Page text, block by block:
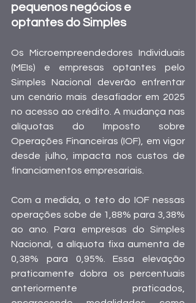
pequenos negócios e
optantes do Simples
Os Microempreendedores Individuais
(MEIs) e empresas optantes pelo
Simples Nacional deverão enfrentar
um cenário mais desafiador em 2025
no acesso ao crédito. A mudança nas
alíquotas do Imposto sobre
Operações Financeiras (IOF), em vigor
desde julho, impacta nos custos de
financiamentos empresariais.
Com a medida, o teto do IOF nessas
operações sobe de 1,88% para 3,38%
ao ano. Para empresas do Simples
Nacional, a alíquota fixa aumenta de
0,38% para 0,95%. Essa elevação
praticamente dobra os percentuais
anteriormente praticados,